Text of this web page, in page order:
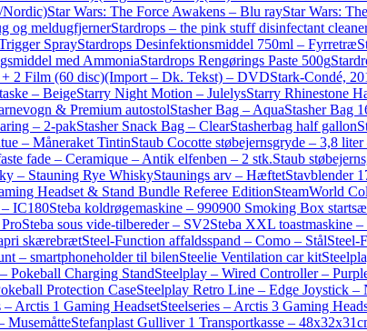
Nordic)Star Wars: The Force Awakens – Blu rayStar Wars:
og meldugfjernerStardrops – the pink stuff disinfectant
SprayStardrops Desinfektionsmiddel 750ml – Fyrretræ
med AmmoniaStardrops Rengørings Paste 500g
+ 2 Film (60 disc)(Import – Dk. Tekst) – DVDStark-Condé,
– BeigeStarry Night Motion – JulelysStarry Rhinestone
& Premium autostolStasher Bag – AquaStasher Bag
– 2-pakStasher Snack Bag – ClearStasherbag half gallon
– Måneraket TintinStaub Cocotte støbejernsgryde – 3,8 liter
fade – Ceramique – Antik elfenben – 2 stk.Staub
– Stauning Rye WhiskyStaunings arv – HæftetStavblender
Headset & Stand Bundle Referee EditionSteamWorld
– IC180Steba koldrøgemaskine – 990900 Smoking Box
Steba sous vide-tilbereder – SV2Steba XXL toastmaskine –
skærebrætSteel-Function affaldsspand – Como – StålSteel-
– smartphoneholder til bilenSteelie Ventilation car kit
Pokeball Charging StandSteelplay – Wired Controller –
Protection CaseSteelplay Retro Line – Edge Joystick
– Arctis 1 Gaming HeadsetSteelseries – Arctis 3 Gaming
MusemåtteStefanplast Gulliver 1 Transportkasse –